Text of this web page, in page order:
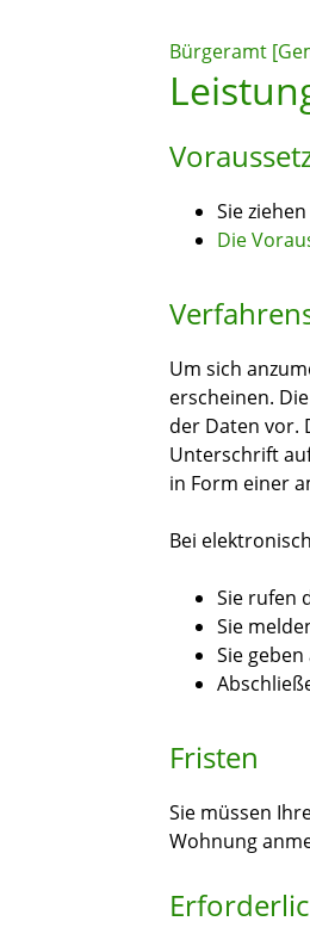
Bürgeramt
Sie
Die
Um sich
erscheinen.
der Daten vor.
Unterschrift
in Form einer
Bei
Sie rufen
Sie
Sie
Fristen
Sie müssen
Wohnung